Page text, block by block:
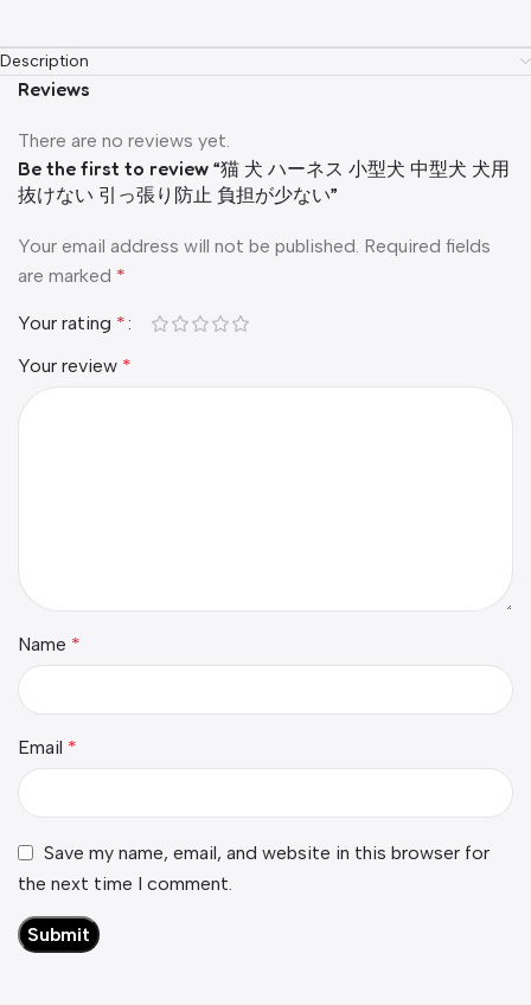
Description
Reviews
There are no reviews yet.
Be the first to review “猫 犬 ハーネス 小型犬 中型犬 犬用
抜けない 引っ張り防止 負担が少ない”
Your email address will not be published. Required fields
are marked *
Your rating *
Your review *
Name *
Email *
Save my name, email, and website in this browser for
the next time I comment.